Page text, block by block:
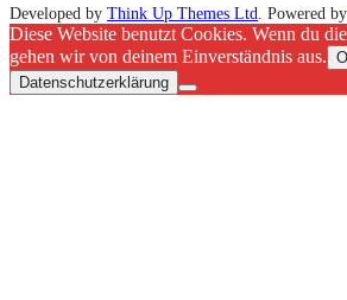
Developed by Think Up Themes Ltd. Powered by
Diese Website benutzt Cookies. Wenn du
gehen wir von deinem Einverständnis aus.
Datenschutzerklärung